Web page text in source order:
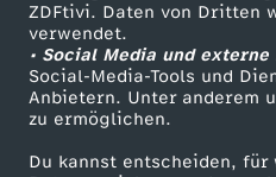
ZDFtivi. Daten von Dritten
verwendet.
• Social Media und
Social-Media-Tools und
Anbietern. Unter anderem
zu ermöglichen.
Du kannst entscheiden,
e
w
i
ZDF Unternehmen
Karriere